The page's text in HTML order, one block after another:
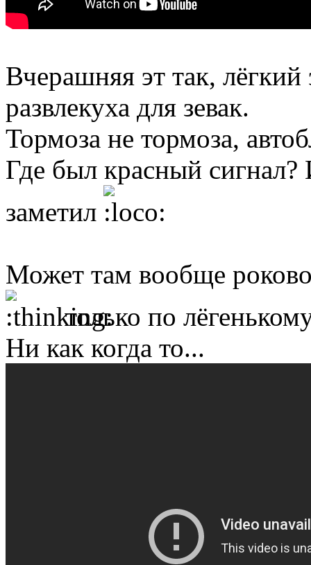
Вчерашняя эт так,
развлекуха для зевак.
Тормоза не тормоза,
Где был красный
заметил
Может там вообще
только по
Ни как когда то...